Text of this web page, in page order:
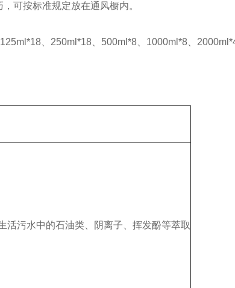
可按标准规定放在通风橱内。
125ml*18 250ml*18 500ml*8 1000ml*8
活污水中的石油类、阴离子、挥发酚等萃取